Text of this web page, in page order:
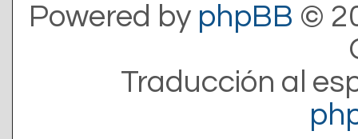
Powered by phpBB ©
Traducción al